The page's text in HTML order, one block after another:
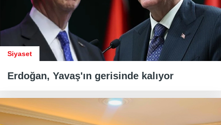
Siyaset
Erdoğan, Yavaş'ın gerisinde kalıyor